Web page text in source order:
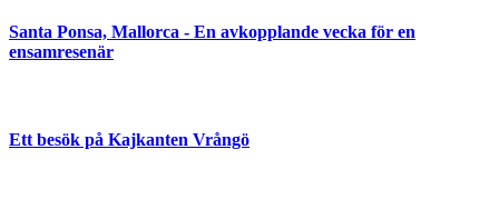
Santa Ponsa, Mallorca - En avkopplande vecka för en
ensamresenär
Ett besök på Kajkanten Vrångö